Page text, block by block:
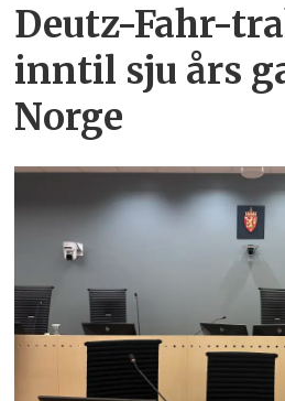
Deutz-Fahr-
inntil sju års
Norge